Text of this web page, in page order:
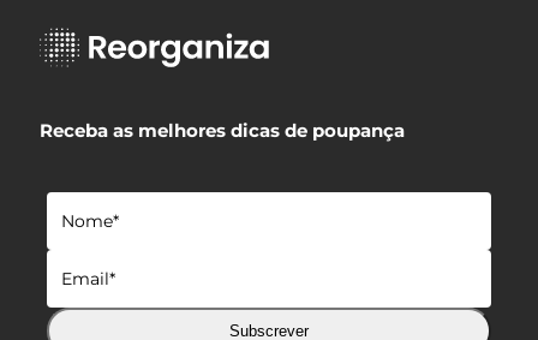
Receba as melhores dicas de poupança
Subscrever